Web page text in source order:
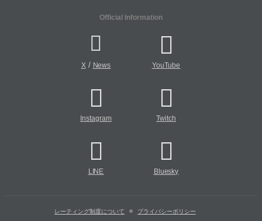
Official Information
X/ News YouTube
Instagram Twitch
LINE Bluesky
レーティング制度について プライバシーポリシー